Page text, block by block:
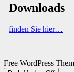
Downloads
finden Sie hier…
Free WordPress